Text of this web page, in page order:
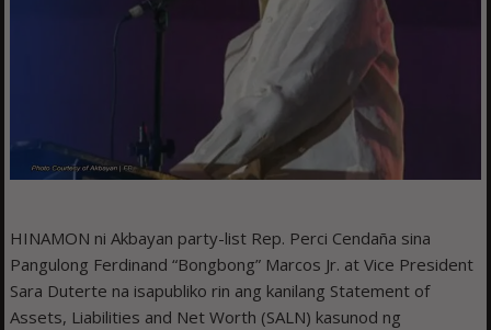
HINAMON ni Akbayan party-list Rep. Perci Cendaña sina
Pangulong Ferdinand “Bongbong” Marcos Jr. at Vice President
Sara Duterte na isapubliko rin ang kanilang Statement of
Assets, Liabilities and Net Worth (SALN) kasunod ng